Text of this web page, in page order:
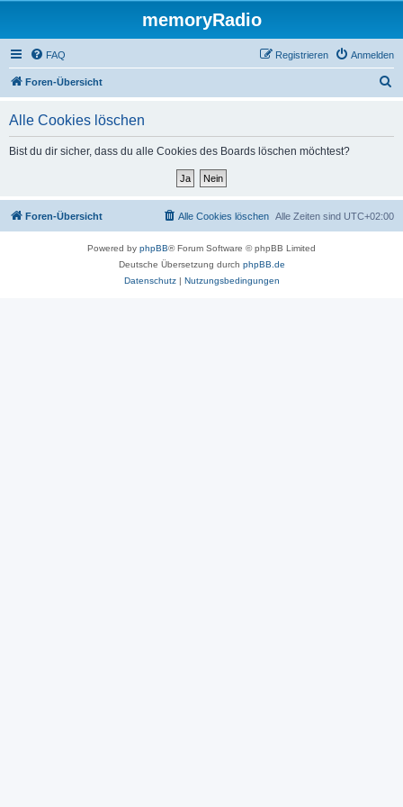
memoryRadio
FAQ Anmelden
Registrieren
Foren-Übersicht
Alle Cookies löschen
Bist du dir sicher, dass du alle Cookies des Boards löschen möchtest?
Foren-Übersicht Alle Zeiten sind UTC+02:00
Alle Cookies löschen
Powered by phpBB® Forum Software © phpBB Limited
Deutsche Übersetzung durch phpBB.de
Datenschutz| Nutzungsbedingungen